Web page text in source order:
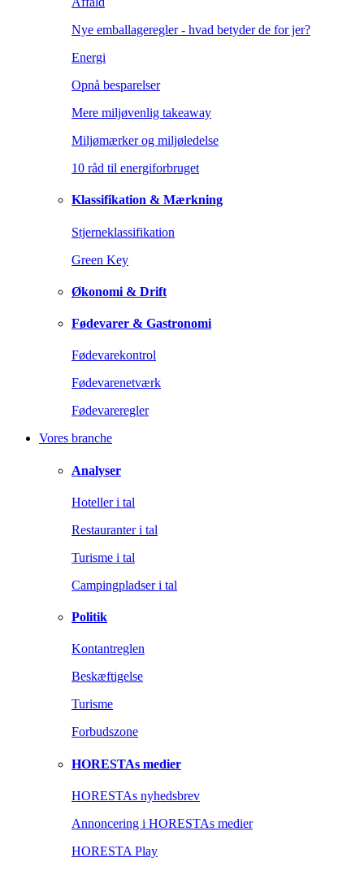
Nye emballageregler - hvad betyder de for jer?
Energi
Opnå besparelser
Mere miljøvenlig takeaway
Miljømærker og miljøledelse
10 råd til energiforbruget
Klassifikation & Mærkning
Stjerneklassifikation
Green Key
Økonomi & Drift
Fødevarer & Gastronomi
Fødevarekontrol
Fødevarenetværk
Fødevareregler
Vores branche
Analyser
Hoteller i tal
Restauranter i tal
Turisme i tal
Campingpladser i tal
Politik
Kontantreglen
Beskæftigelse
Turisme
Forbudszone
HORESTAs medier
HORESTAs nyhedsbrev
Annoncering i HORESTAs medier
HORESTA Play